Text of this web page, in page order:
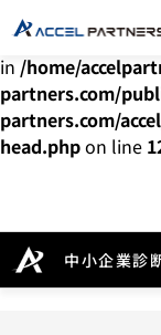
Warning:
in /home/
partners.com/
partners.com/
head.phpon line
中小企業診